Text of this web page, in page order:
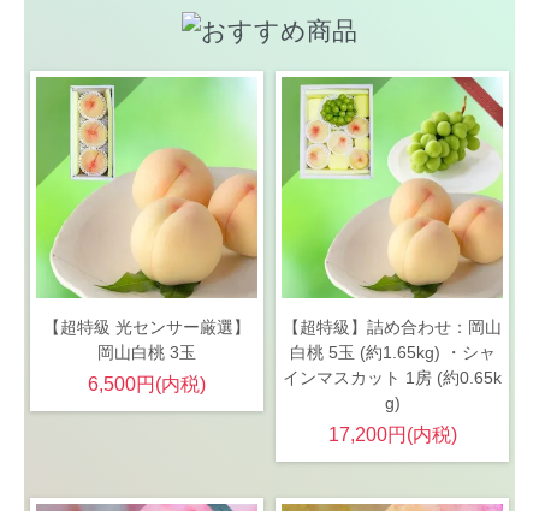
【超特級 光センサー厳選】
岡山白桃 3玉
6,500円(内税)
【超特級】詰め合わせ：岡山
白桃 5玉 (約1.65kg) ・シャ
インマスカット 1房 (約0.65k
g)
17,200円(内税)